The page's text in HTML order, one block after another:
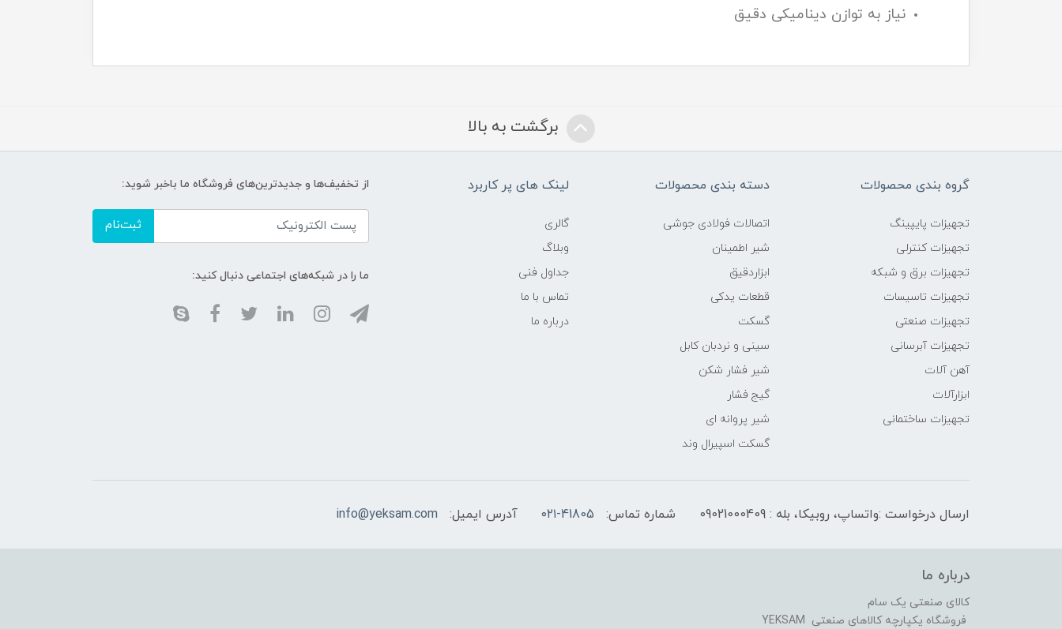
نیاز به توازن دینامیکی دقیق
برگشت به بالا
گروه بندی محصولات
تجهیزات پایپینگ
تجهیزات کنترلی
تجهیزات برق و شبکه
تجهیزات تاسیسات
تجهیزات صنعتی
تجهیزات آبرسانی
آهن آلات
ابزارآلات
تجهیزات ساختمانی
دسته بندی محصولات
اتصالات فولادی جوشی
شیر اطمینان
ابزاردقیق
قطعات یدکی
گسکت
سینی و نردبان کابل
شیر فشار شکن
گیج فشار
شیر پروانه ای
گسکت اسپیرال وند
لینک های پر کاربرد
گالری
وبلاگ
جداول فنی
تماس با ما
درباره ما
از تخفیف‌ها و جدیدترین‌های فروشگاه ما باخبر شوید:
ثبت‌نام
ما را در شبکه‌های اجتماعی دنبال کنید:
ارسال درخواست :واتساپ، روبیکا، بله : 09021000409 شماره تماس: ۰۲۱-41805 آدرس ایمیل: info@yeksam.com
درباره ما
کالای صنعتی یک سام
فروشگاه یکپارچه کالاهای صنعتی YEKSAM